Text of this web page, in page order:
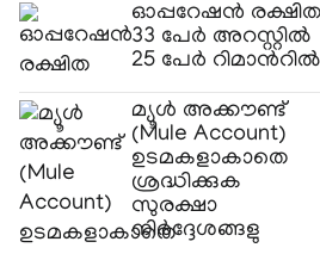
ഓപ്പറേഷന്‍ രക്ഷിത
33 പേര്‍ അറസ്റ്റില്‍
25 പേര്‍ റിമാന്‍റില്‍
മ്യൂള്‍ അക്കൗണ്ട്
(Mule Account)
ഉടമകളാകാതെ
ശ്രദ്ധിക്കുക
സുരക്ഷാ
നിര്‍ദ്ദേശങ്ങളു